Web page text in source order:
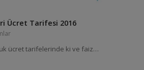
Ücret Tarifesi 2016
ücret tarifelerinde ki ve faiz…